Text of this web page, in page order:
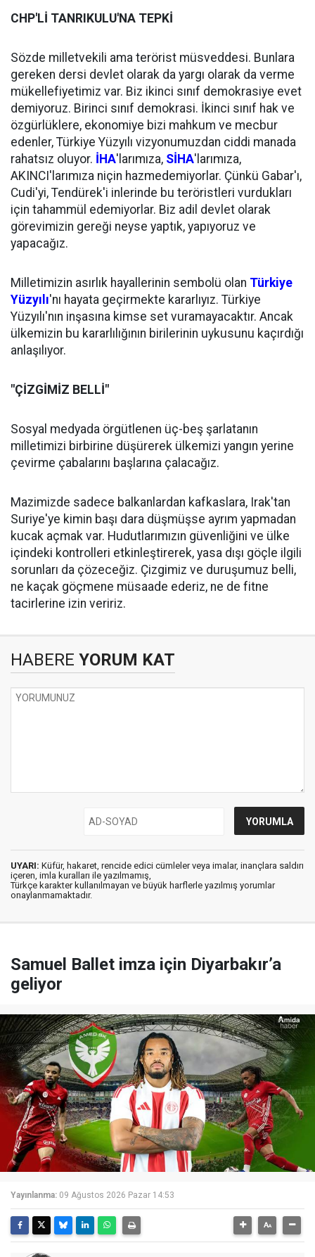
CHP'Lİ TANRIKULU'NA TEPKİ
Sözde milletvekili ama terörist müsveddesi. Bunlara
gereken dersi devlet olarak da yargı olarak da verme
mükellefiyetimiz var. Biz ikinci sınıf demokrasiye evet
demiyoruz. Birinci sınıf demokrasi. İkinci sınıf hak ve
özgürlüklere, ekonomiye bizi mahkum ve mecbur
edenler, Türkiye Yüzyılı vizyonumuzdan ciddi manada
rahatsız oluyor. İHA'larımıza, SİHA'larımıza,
AKINCI'larımıza niçin hazmedemiyorlar. Çünkü Gabar'ı,
Cudi'yi, Tendürek'i inlerinde bu teröristleri vurdukları
için tahammül edemiyorlar. Biz adil devlet olarak
görevimizin gereği neyse yaptık, yapıyoruz ve
yapacağız.
Milletimizin asırlık hayallerinin sembolü olan Türkiye
Yüzyılı'nı hayata geçirmekte kararlıyız. Türkiye
Yüzyılı'nın inşasına kimse set vuramayacaktır. Ancak
ülkemizin bu kararlılığının birilerinin uykusunu kaçırdığı
anlaşılıyor.
"ÇİZGİMİZ BELLİ"
Sosyal medyada örgütlenen üç-beş şarlatanın
milletimizi birbirine düşürerek ülkemizi yangın yerine
çevirme çabalarını başlarına çalacağız.
Mazimizde sadece balkanlardan kafkaslara, Irak'tan
Suriye'ye kimin başı dara düşmüşse ayrım yapmadan
kucak açmak var. Hudutlarımızın güvenliğini ve ülke
içindeki kontrolleri etkinleştirerek, yasa dışı göçle ilgili
sorunları da çözeceğiz. Çizgimiz ve duruşumuz belli,
ne kaçak göçmene müsaade ederiz, ne de fitne
tacirlerine izin veririz.
HABERE YORUM KAT
UYARI: Küfür, hakaret, rencide edici cümleler veya imalar, inançlara saldırı
içeren, imla kuralları ile yazılmamış,
Türkçe karakter kullanılmayan ve büyük harflerle yazılmış yorumlar
onaylanmamaktadır.
Samuel Ballet imza için Diyarbakır’a
geliyor
Yayınlanma: 09 Ağustos 2026 Pazar 14:53